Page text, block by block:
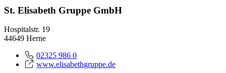
St. Elisabeth Gruppe GmbH
Hospitalstr. 19
44649 Herne
02325 986 0
www.elisabethgruppe.de